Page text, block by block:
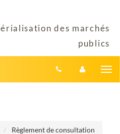
Règlement de consultation